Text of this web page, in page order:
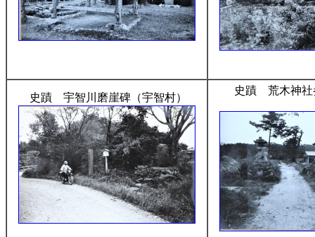
史蹟 宇智川磨崖碑（宇智村）
史蹟 荒木神社